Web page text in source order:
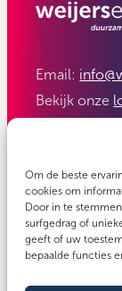
Om de beste
cookies om
Door in te
surfgedrag of
geeft of uw
bepaalde functies
Email:
Bekijk onze